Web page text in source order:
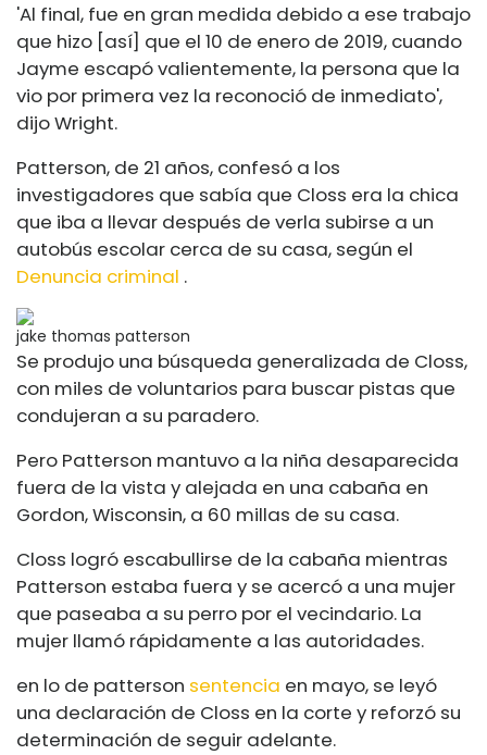
'Al final, fue en gran medida debido a ese trabajo
que hizo [así] que el 10 de enero de 2019, cuando
Jayme escapó valientemente, la persona que la
vio por primera vez la reconoció de inmediato',
dijo Wright.
Patterson, de 21 años, confesó a los
investigadores que sabía que Closs era la chica
que iba a llevar después de verla subirse a un
autobús escolar cerca de su casa, según el
Denuncia criminal .
jake thomas patterson
Se produjo una búsqueda generalizada de Closs,
con miles de voluntarios para buscar pistas que
condujeran a su paradero.
Pero Patterson mantuvo a la niña desaparecida
fuera de la vista y alejada en una cabaña en
Gordon, Wisconsin, a 60 millas de su casa.
Closs logró escabullirse de la cabaña mientras
Patterson estaba fuera y se acercó a una mujer
que paseaba a su perro por el vecindario. La
mujer llamó rápidamente a las autoridades.
en lo de patterson sentencia en mayo, se leyó
una declaración de Closs en la corte y reforzó su
determinación de seguir adelante.